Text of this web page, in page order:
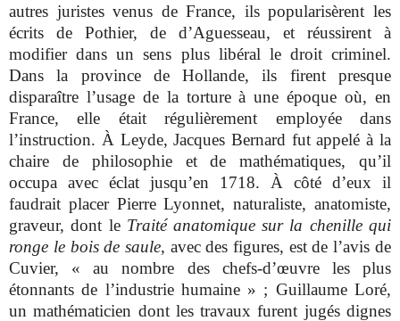
autres juristes venus de France, ils popularisèrent les
écrits de Pothier, de d’Aguesseau, et réussirent à
modifier dans un sens plus libéral le droit criminel.
Dans la province de Hollande, ils firent presque
disparaître l’usage de la torture à une époque où, en
France, elle était régulièrement employée dans
l’instruction. À Leyde, Jacques Bernard fut appelé à la
chaire de philosophie et de mathématiques, qu’il
occupa avec éclat jusqu’en 1718. À côté d’eux il
faudrait placer Pierre Lyonnet, naturaliste, anatomiste,
graveur, dont le Traité anatomique sur la chenille qui
ronge le bois de saule, avec des figures, est de l’avis de
Cuvier, « au nombre des chefs-d’œuvre les plus
étonnants de l’industrie humaine » ; Guillaume Loré,
un mathématicien dont les travaux furent jugés dignes